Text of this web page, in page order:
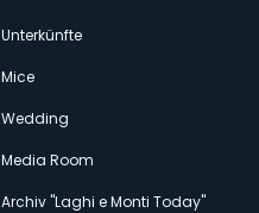
Unterkünfte
Mice
Wedding
Media Room
Archiv "Laghi e Monti Today"